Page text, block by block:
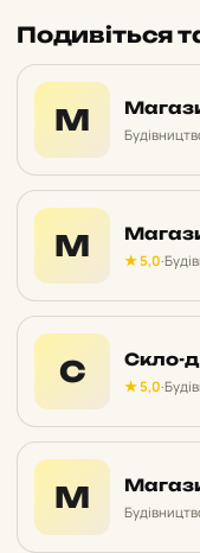
Подивіться
М
М ★ 5,0·
С Скло-
★ 5,0·
М